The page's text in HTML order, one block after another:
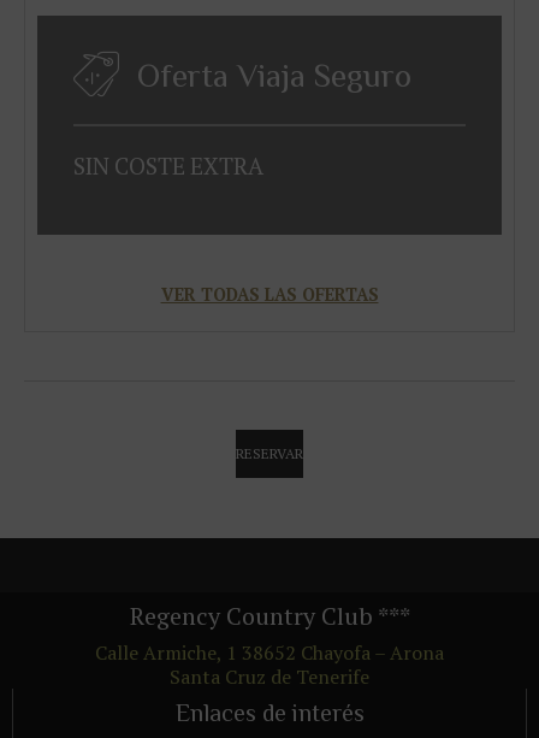
Oferta Viaja Seguro
SIN COSTE EXTRA
VER TODAS LAS OFERTAS
RESERVAR
Regency Country Club ***
Calle Armiche, 1 38652 Chayofa – Arona
Santa Cruz de Tenerife
Enlaces de interés